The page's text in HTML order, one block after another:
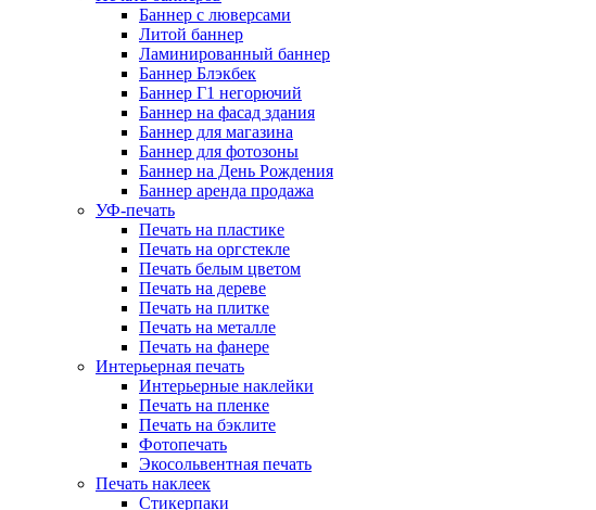
Баннер с люверсами
Литой баннер
Ламинированный баннер
Баннер Блэкбек
Баннер Г1 негорючий
Баннер на фасад здания
Баннер для магазина
Баннер для фотозоны
Баннер на День Рождения
Баннер аренда продажа
УФ-печать
Печать на пластике
Печать на оргстекле
Печать белым цветом
Печать на дереве
Печать на плитке
Печать на металле
Печать на фанере
Интерьерная печать
Интерьерные наклейки
Печать на пленке
Печать на бэклите
Фотопечать
Экосольвентная печать
Печать наклеек
Стикерпаки